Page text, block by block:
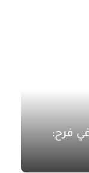
مع ماغي فرح: